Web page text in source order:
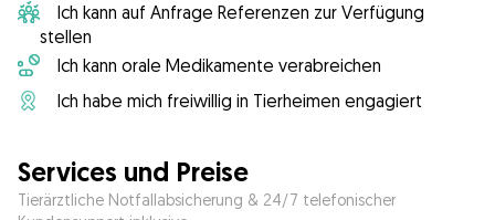
Ich kann auf Anfrage Referenzen zur Verfügung
stellen
Ich kann orale Medikamente verabreichen
Ich habe mich freiwillig in Tierheimen engagiert
Services und Preise
Tierärztliche Notfallabsicherung & 24/7 telefonischer